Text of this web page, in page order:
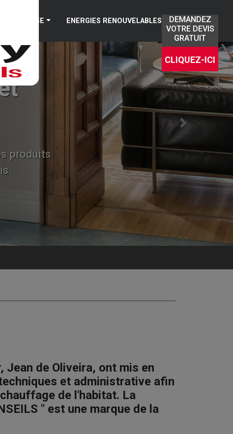
ENERGIES RENOUVELABLES
La
Next
Jean de Oliveira, ont mis en
et administrative afin
de l'habitat. La
" est une marque de la
DEMANDEZ
VOTRE DEVIS
GRATUIT
CLIQUEZ-ICI